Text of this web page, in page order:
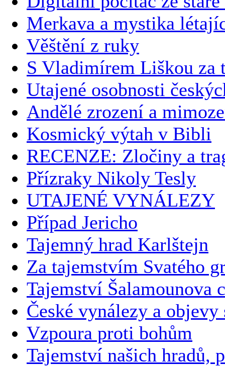
Merkava a mystika
Věštění z ruky
S Vladimírem Liškou za
Utajené osobnosti
Andělé zrození a
Kosmický výtah v Bibli
RECENZE: Zločiny a
Přízraky Nikoly Tesly
UTAJENÉ VYNÁLEZY
Případ Jericho
Tajemný hrad Karlštejn
Za tajemstvím Svatého
Tajemství Šalamounova
České vynálezy a
Vzpoura proti bohům
Tajemství našich hradů,